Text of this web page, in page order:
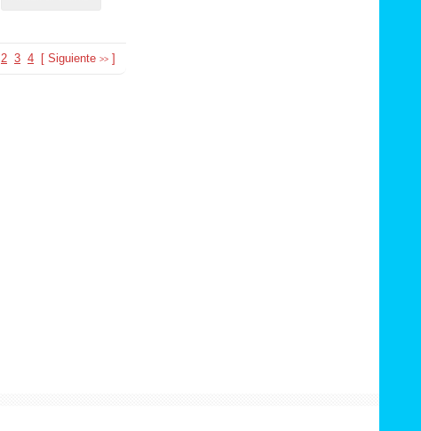
2 3 4 [ Siguiente >> ]